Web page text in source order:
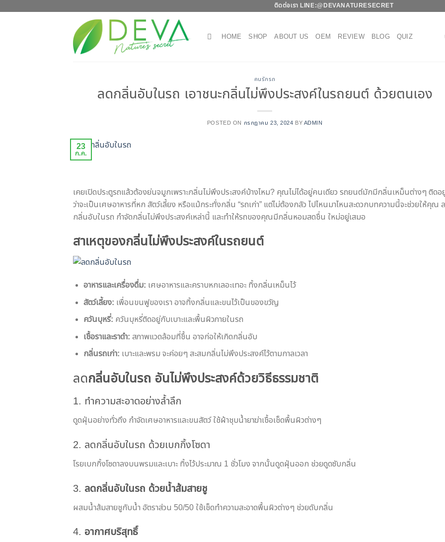
ติดต่อเรา LINE:@DEVANATURESECRET
HOME SHOP ABOUT US OEM REVIEW BLOG QUIZ
คนรักรถ
ลดกลิ่นอับในรถ เอาชนะกลิ่นไม่พึงประสงค์ในรถยนต์ ด้วยตนเอง
POSTED ON กรกฎาคม 23, 2024 BY ADMIN
23
ก.ค.
เคยเปิดประตูรถแล้วต้องย่นจมูกเพราะกลิ่นไม่พึงประสงค์บ้างไหม? คุณไม่ได้อยู่คนเดียว รถยนต์มักมีกลิ่นเหม็นต่างๆ ติดอ
ว่าจะเป็นเศษอาหารที่หก สัตว์เลี้ยง หรือแม้กระทั่งกลิ่น “รถเก่า” แต่ไม่ต้องกลัว ไปไหนมาไหนสะดวกบทความนี้จะช่วยให้คุณ
กลิ่นอับในรถ กำจัดกลิ่นไม่พึงประสงค์เหล่านี้ และทำให้รถของคุณมีกลิ่นหอมสดชื่น ใหม่อยู่เสมอ
สาเหตุของกลิ่นไม่พึงประสงค์ในรถยนต์
อาหารและเครื่องดื่ม: เศษอาหารและคราบหกเลอะเทอะ ทิ้งกลิ่นเหม็นไว้
สัตว์เลี้ยง: เพื่อนขนฟูของเรา อาจทิ้งกลิ่นและขนไว้เป็นของขวัญ
ควันบุหรี่: ควันบุหรี่ติดอยู่กับเบาะและพื้นผิวภายในรถ
เชื้อราและราดำ: สภาพแวดล้อมที่ชื้น อาจก่อให้เกิดกลิ่นอับ
กลิ่นรถเก่า: เบาะและพรม จะค่อยๆ สะสมกลิ่นไม่พึงประสงค์ไว้ตามกาลเวลา
ลดกลิ่นอับในรถ อันไม่พึงประสงค์ด้วยวิธีธรรมชาติ
1. ทำความสะอาดอย่างล้ำลึก
ดูดฝุ่นอย่างทั่วถึง กำจัดเศษอาหารและขนสัตว์ ใช้ผ้าชุบน้ำยาฆ่าเชื้อเช็ดพื้นผิวต่างๆ
2. ลดกลิ่นอับในรถ ด้วยเบกกิ้งโซดา
โรยเบกกิ้งโซดาลงบนพรมและเบาะ ทิ้งไว้ประมาณ 1 ชั่วโมง จากนั้นดูดฝุ่นออก ช่วยดูดซับกลิ่น
3. ลดกลิ่นอับในรถ ด้วยน้ำส้มสายชู
ผสมน้ำส้มสายชูกับน้ำ อัตราส่วน 50/50 ใช้เช็ดทำความสะอาดพื้นผิวต่างๆ ช่วยดับกลิ่น
4. อากาศบริสุทธิ์